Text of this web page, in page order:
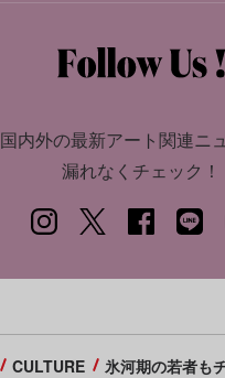
国内外の最新アート関連ニ
漏れなくチェック！
CULTURE 氷河期の若者も